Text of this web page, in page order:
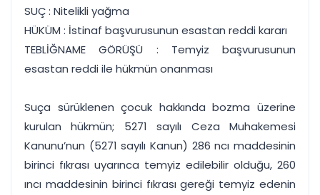
Tek panelde uçtan uca yönetim
UYAP & UETS entegrasyonundan finansa, hepsi bir arada.
Tüm özellikleri inceleyin Ücretsiz Başlayın
SUÇ : Nitelikli yağma
HÜKÜM : İstinaf başvurusunun esastan reddi kararı
TEBLİĞNAME GÖRÜŞÜ : Temyiz başvurusunun
esastan reddi ile hükmün onanması
Suça sürüklenen çocuk hakkında bozma üzerine
kurulan hükmün; 5271 sayılı Ceza Muhakemesi
Kanunu’nun (5271 sayılı Kanun) 286 ncı maddesinin
birinci fıkrası uyarınca temyiz edilebilir olduğu, 260
ıncı maddesinin birinci fıkrası gereği temyiz edenin